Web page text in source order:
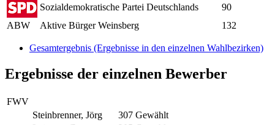
Sozialdemokratische Partei Deutschlands 90
ABW
Aktive Bürger Weinsberg 132
Gesamtergebnis (Ergebnisse in den einzelnen Wahlbezirken)
Ergebnisse der einzelnen Bewerber
FWV
Steinbrenner, Jörg
307 Gewählt